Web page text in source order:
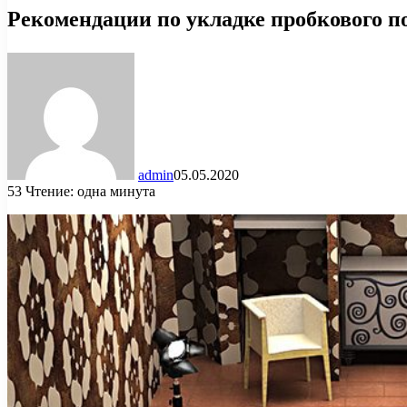
Рекомендации по укладке пробкового
admin05.05.2020
53 Чтение: одна минута